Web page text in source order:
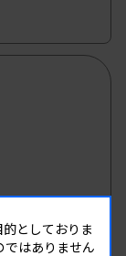
としておりま
ではありません